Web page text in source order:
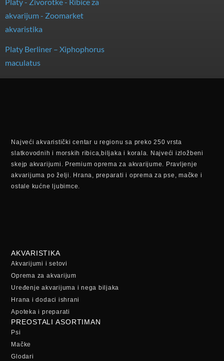
Platy Berliner – Xiphophorus
maculatus
Najveći akvaristički centar u regionu sa preko 250 vrsta
slatkovodnih i morskih ribica,biljaka i korala. Najveći izložbeni
skejp akvarijumi. Premium oprema za akvarijume. Pravljenje
akvarijuma po želji. Hrana, preparati i oprema za pse, mačke i
ostale kućne ljubimce.
AKVARISTIKA
Akvarijumi i setovi
Oprema za akvarijum
Uređenje akvarijuma i nega biljaka
Hrana i dodaci ishrani
Apoteka i preparati
PREOSTALI ASORTIMAN
Psi
Mačke
Glodari